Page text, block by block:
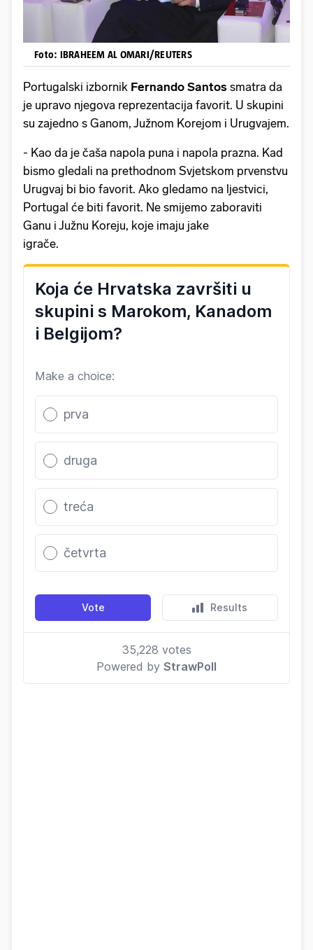
Foto: IBRAHEEM AL OMARI/REUTERS
Portugalski izbornik Fernando Santos smatra da
je upravo njegova reprezentacija favorit. U skupini
su zajedno s Ganom, Južnom Korejom i Urugvajem.
- Kao da je čaša napola puna i napola prazna. Kad
bismo gledali na prethodnom Svjetskom prvenstvu
Urugvaj bi bio favorit. Ako gledamo na ljestvici,
Portugal će biti favorit. Ne smijemo zaboraviti
Ganu i Južnu Koreju, koje imaju jake
igrače.